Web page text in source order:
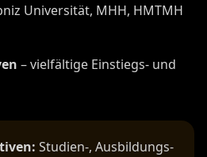
Universität, MHH, HMTMH
– vielfältige Einstiegs- und
Studien-, Ausbildungs-